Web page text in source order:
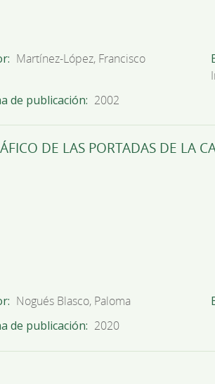
Martínez-López, Francisco
de publicación 2002
DE LAS PORTADAS DE LA
Nogués Blasco, Paloma
de publicación 2020